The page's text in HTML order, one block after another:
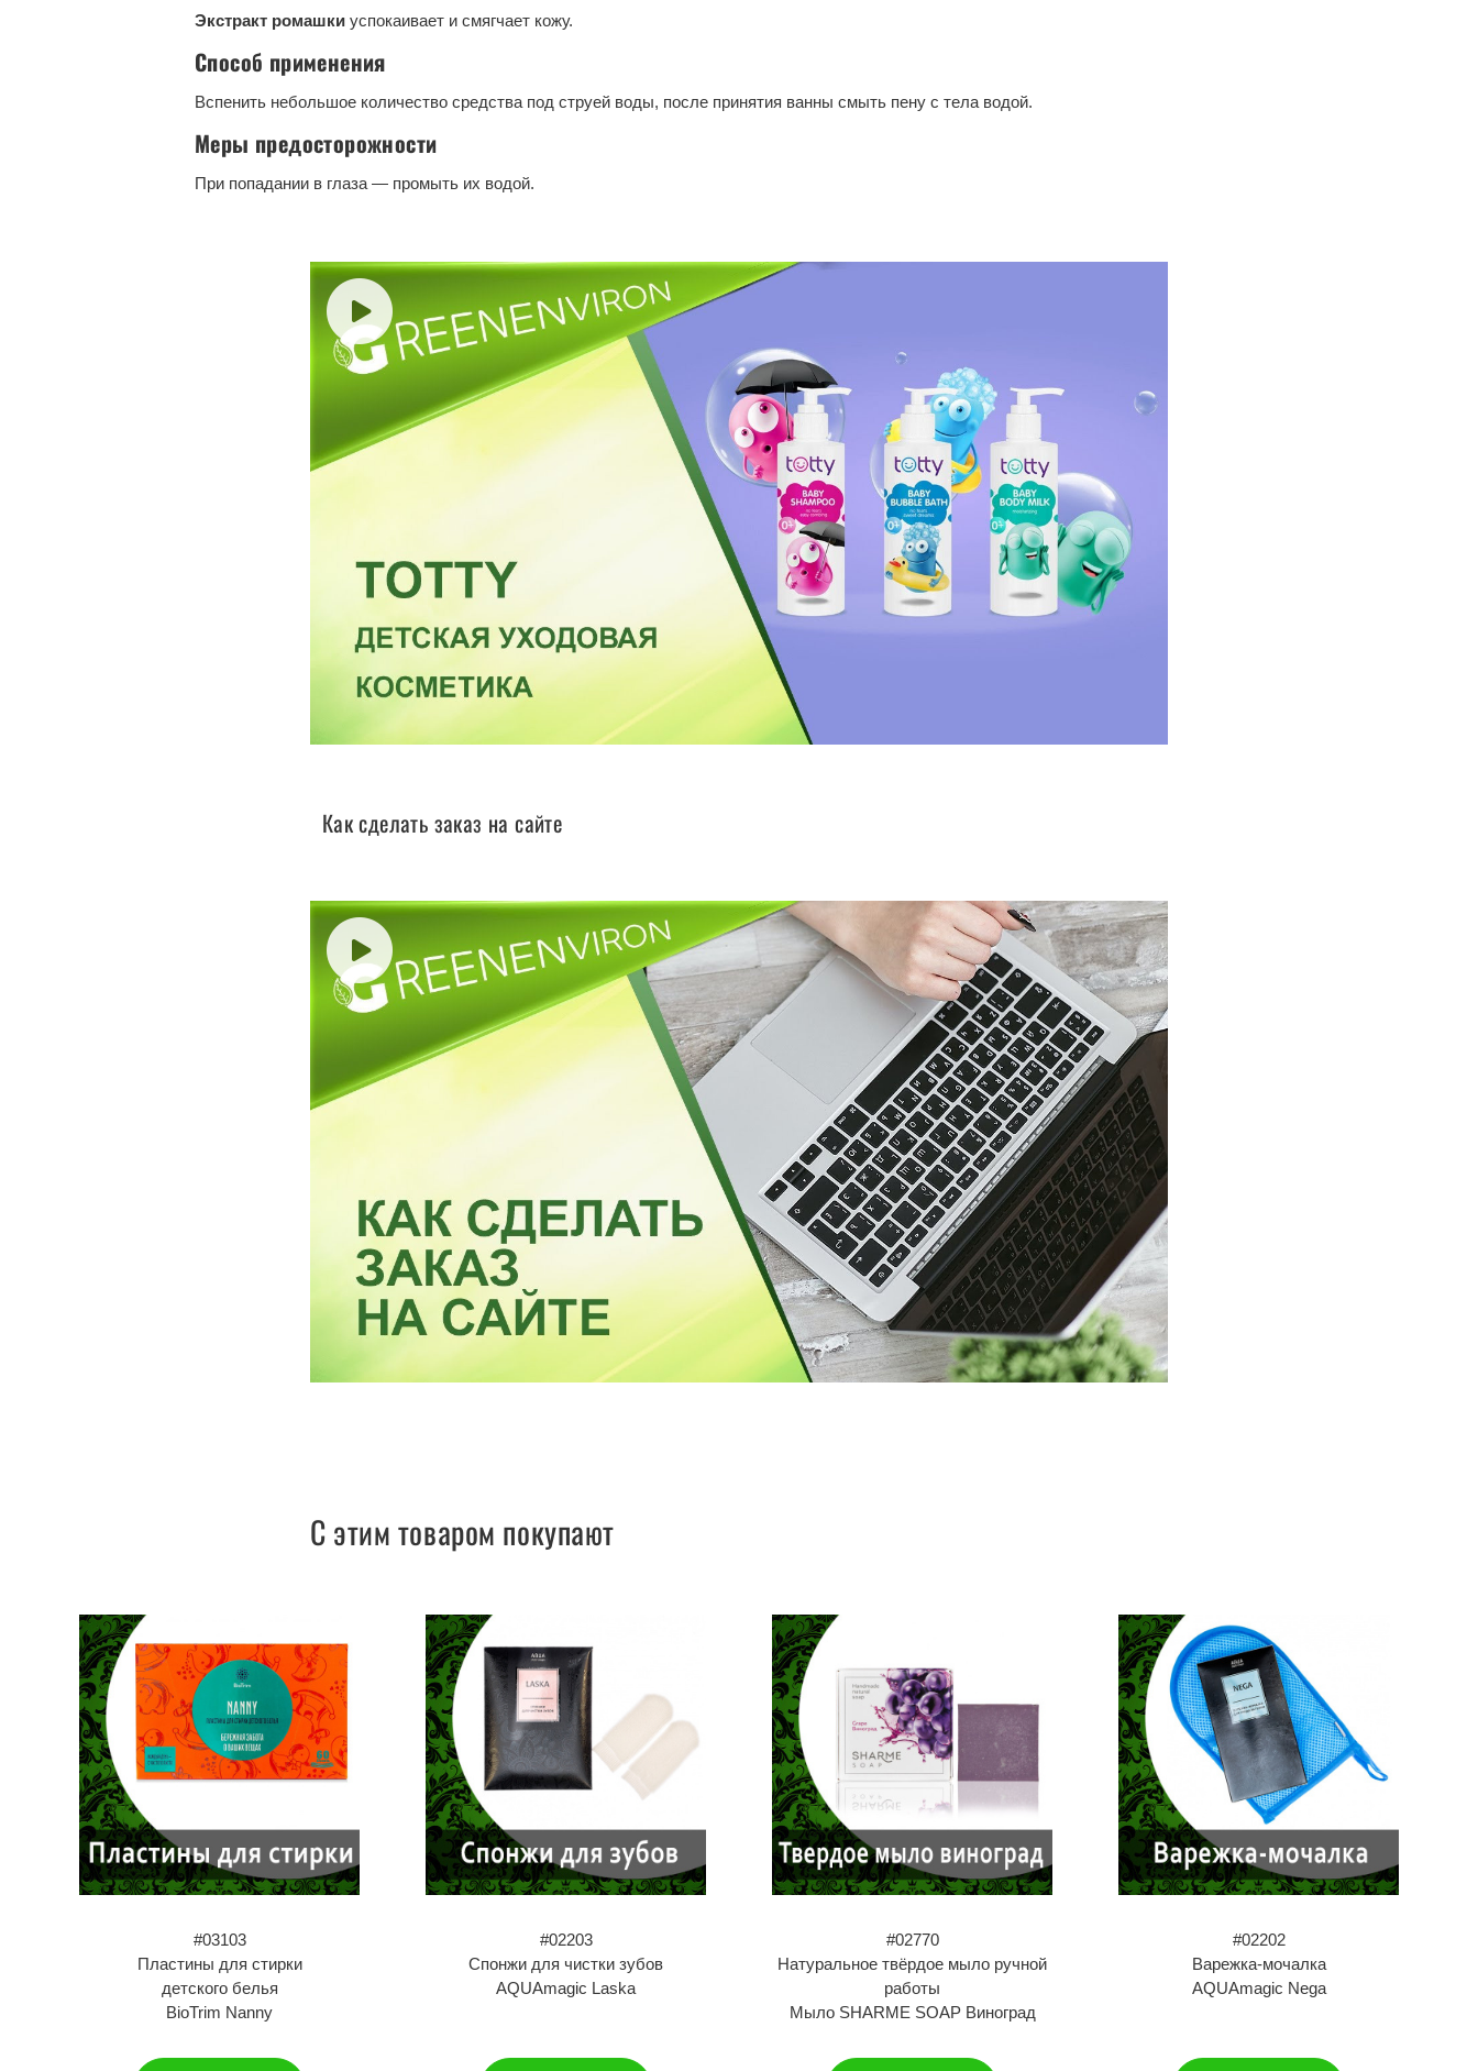
Экстракт ромашки успокаивает и смягчает кожу.
Способ применения
Вспенить небольшое количество средства под струей воды, после принятия ванны смыть пену с тела водой.
Меры предосторожности
При попадании в глаза — промыть их водой.
Как сделать заказ на сайте
С этим товаром покупают
#03103
Пластины для стирки
детского белья
BioTrim Nanny
#02203
Спонжи для чистки зубов
AQUAmagic Laska
#02770
Натуральное твёрдое мыло ручной
работы
Мыло SHARME SOAP Виноград
#02202
Варежка-мочалка
AQUAmagic Nega